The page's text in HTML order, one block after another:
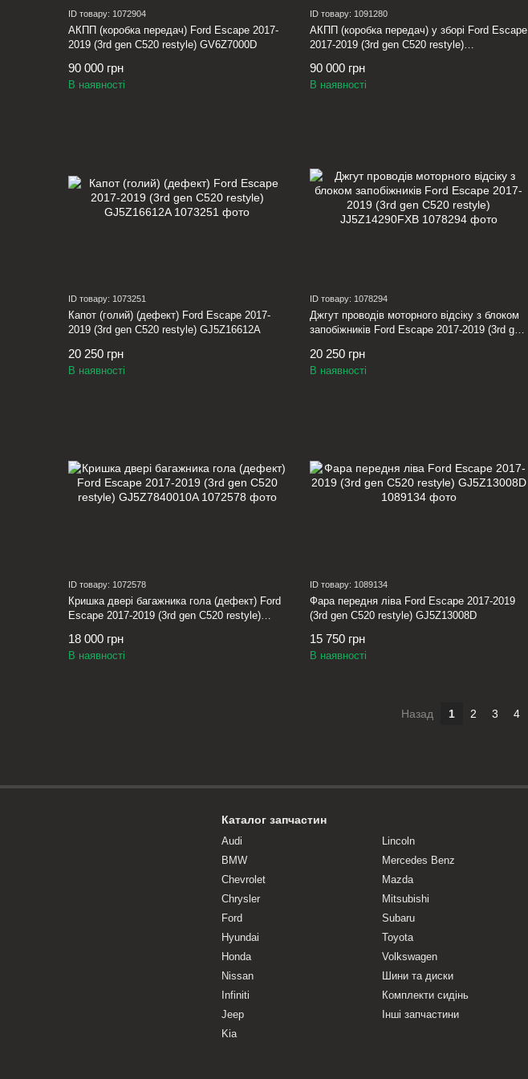
ID товару: 1072904
АКПП (коробка передач) Ford Escape 2017-
2019 (3rd gen C520 restyle) GV6Z7000D
90 000 грн
В наявності
ID товару: 1091280
АКПП (коробка передач) у зборі Ford Escape
2017-2019 (3rd gen C520 restyle)
90 000 грн
В наявності
ID товару: 1073251
Капот (голий) (дефект) Ford Escape 2017-
2019 (3rd gen C520 restyle) GJ5Z16612A
20 250 грн
В наявності
ID товару: 1078294
Джгут проводів моторного відсіку з блоком
запобіжників Ford Escape 2017-2019 (3rd gen
20 250 грн
В наявності
ID товару: 1072578
Кришка двері багажника гола (дефект) Ford
Escape 2017-2019 (3rd gen C520 restyle)
18 000 грн
В наявності
ID товару: 1089134
Фара передня ліва Ford Escape 2017-2019
(3rd gen C520 restyle) GJ5Z13008D
15 750 грн
В наявності
Назад 1 2 3 4
Каталог запчастин
Audi
BMW
Chevrolet
Chrysler
Ford
Hyundai
Honda
Nissan
Infiniti
Jeep
Kia
Lincoln
Mercedes Benz
Mazda
Mitsubishi
Subaru
Toyota
Volkswagen
Шини та диски
Комплекти сидінь
Інші запчастини